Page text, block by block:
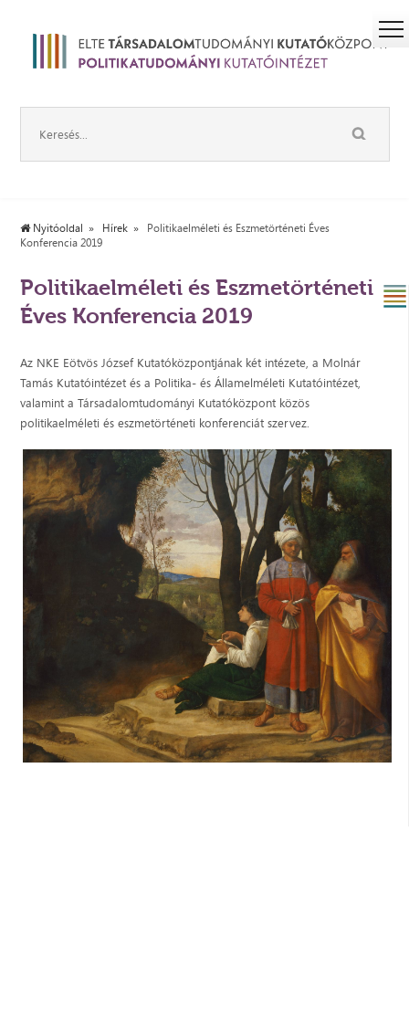
Nyitóoldal Hírek
Politikaelméleti és Eszmetörténeti Éves
Konferencia 2019
Politikaelméleti és Eszmetörténeti
Éves Konferencia 2019
Az NKE Eötvös József Kutatóközpontjának két intézete, a Molnár
Tamás Kutatóintézet és a Politika- és Államelméleti Kutatóintézet,
valamint a Társadalomtudományi Kutatóközpont közös
politikaelméleti és eszmetörténeti konferenciát szervez.